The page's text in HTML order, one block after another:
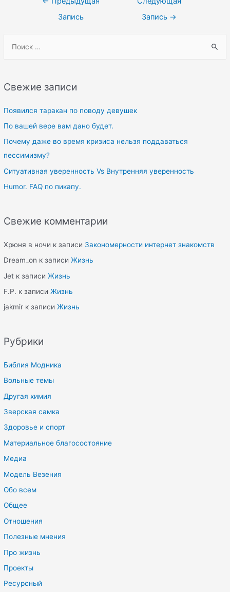
r
h
f
o
Свежие записи
Появился таракан по поводу девушек
По вашей вере вам дано будет.
Почему даже во время кризиса нельзя поддаваться
пессимизму?
Ситуативная уверенность Vs Внутренняя уверенность
Humor. FAQ по пикапу.
Свежие комментарии
Хрюня в ночи к записи Закономерности интернет знакомств
Dream_on к записиЖизнь
Jet к записиЖизнь
F.P. к записиЖизнь
jakmir к записиЖизнь
Рубрики
Библия Модника
Вольные темы
Другая химия
Зверская самка
Здоровье и спорт
Материальное благосостояние
Медиа
Модель Везения
Обо всем
Общее
Отношения
Полезные мнения
Про жизнь
Проекты
Ресурсный
Запись
Запись →